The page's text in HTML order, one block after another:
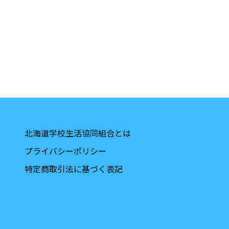
北海道学校生活協同組合とは
プライバシーポリシー
特定商取引法に基づく表記